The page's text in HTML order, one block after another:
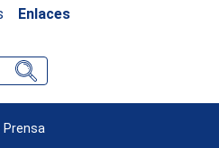
Enlaces
Prensa